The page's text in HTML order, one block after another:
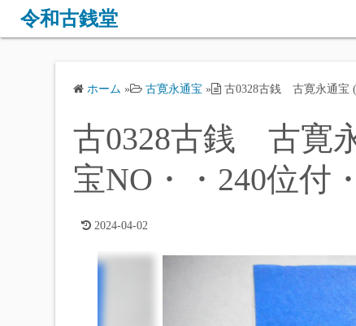
令和古銭堂
ホーム » 古寛永通宝 » 古0328古銭 古寛永通宝
古0328古銭 古寛
宝NO・・240位付
2024-04-02